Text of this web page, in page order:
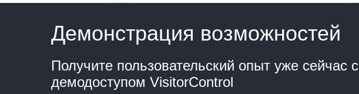
Демонстрация возможностей
Получите пользовательский опыт уже сейчас с
демодоступом VisitorControl